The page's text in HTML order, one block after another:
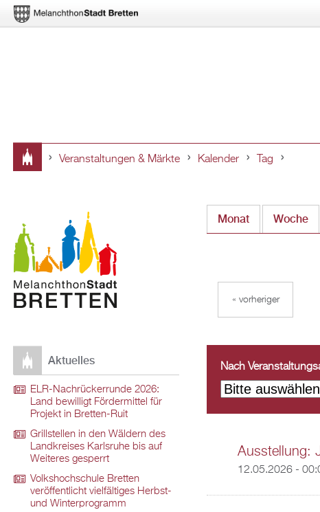
hier
Veranstaltungen & Märkte Kalender Tag
Monat Woche
« vorheriger
Nach
Ausstellung:
12.05.2026 -
Aktuelles
ELR-Nachrückerrunde 2026:
Land bewilligt Fördermittel für
Projekt in Bretten-Ruit
Grillstellen in den Wäldern des
Landkreises Karlsruhe bis auf
Weiteres gesperrt
Volkshochschule Bretten
veröffentlicht vielfältiges Herbst-
und Winterprogramm